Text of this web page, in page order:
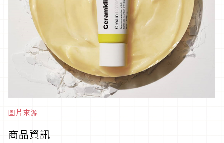
圖片來源
商品資訊